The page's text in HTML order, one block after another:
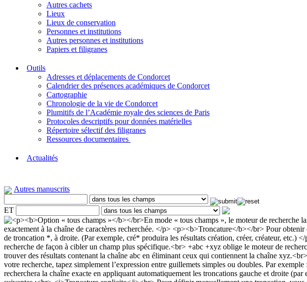
Autres cachets
Lieux
Lieux de conservation
Personnes et institutions
Autres personnes et institutions
Papiers et filigranes
Outils
Adresses et déplacements de Condorcet
Calendrier des présences académiques de Condorcet
Cartographie
Chronologie de la vie de Condorcet
Plumitifs de l’Académie royale des sciences de Paris
Protocoles descriptifs pour données matérielles
Répertoire sélectif des filigranes
Ressources documentaires
Actualités
Autres manuscrits
ET